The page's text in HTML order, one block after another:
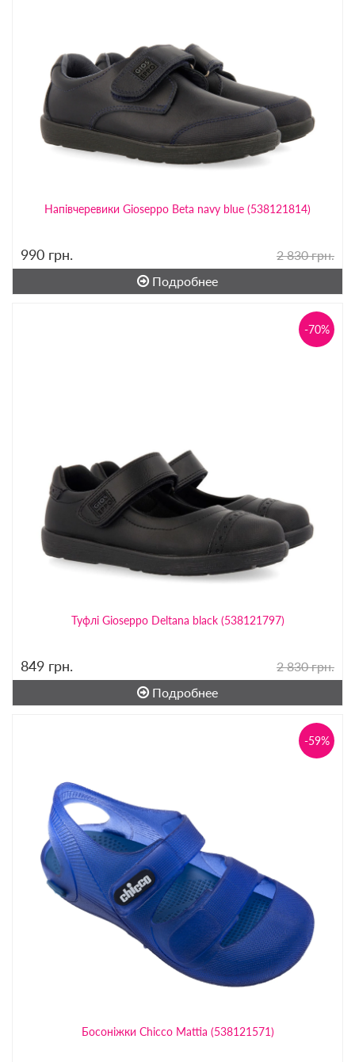
Напівчеревики Gioseppo Beta navy blue (538121814)
990 грн.
2 830 грн.
Подробнее
Туфлі Gioseppo Deltana black (538121797)
-70%
849 грн.
2 830 грн.
Подробнее
Босоніжки Chicco Mattia (538121571)
-59%